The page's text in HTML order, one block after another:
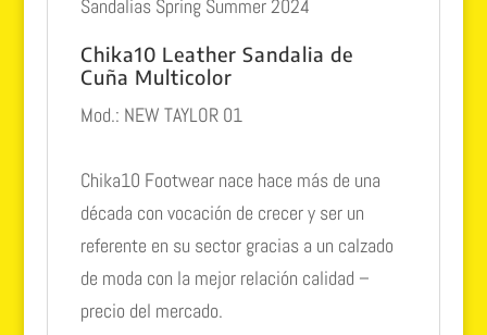
Sandalias Spring Summer 2024
Chika10 Leather Sandalia de
Cuña Multicolor
Mod.: NEW TAYLOR 01
Chika10 Footwear nace hace más de una
década con vocación de crecer y ser un
referente en su sector gracias a un calzado
de moda con la mejor relación calidad –
precio del mercado.